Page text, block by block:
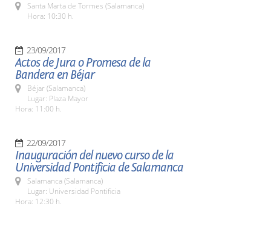
Santa Marta de Tormes (Salamanca)
Hora: 10:30 h.
23/09/2017
Actos de Jura o Promesa de la
Bandera en Béjar
Béjar (Salamanca)
Lugar: Plaza Mayor
Hora: 11:00 h.
22/09/2017
Inauguración del nuevo curso de la
Universidad Pontificia de Salamanca
Salamanca (Salamanca)
Lugar: Universidad Pontificia
Hora: 12:30 h.